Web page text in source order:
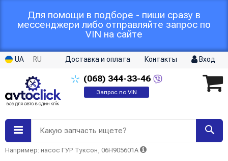
Для помощи в подборе - пиши сразу в
мессенджери либо отправляйте запрос по
VIN на сайте
UA RU Доставка и оплата Контакты Вход
(068) 344-33-46
Запрос по VIN
Какую запчасть ищете?
Например: насос ГУР Туксон, 06H905601A